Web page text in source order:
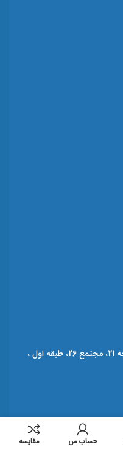
اصفهان، هشت بهشت غربی، کوچه 21، مجتمع 26، طبقه اول ،
حساب من مقايسه